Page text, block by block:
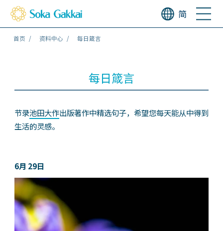
简
首页 资料中心 每日箴言
每日箴言
节录池田大作出版著作中精选句子，希望您每天能从中得到
生活的灵感。
6月 29日